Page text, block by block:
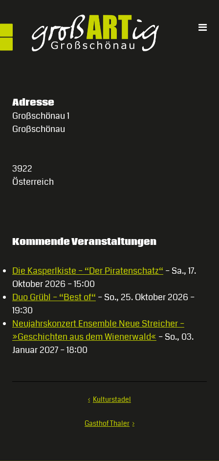
Adresse
Großschönau 1
Großschönau
3922
Österreich
Kommende Veranstaltungen
Die Kasperlkiste – “Der Piratenschatz“ – Sa., 17.
Oktober 2026 – 15:00
Duo Grübl – “Best of“ – So., 25. Oktober 2026 –
19:30
Neujahrskonzert Ensemble Neue Streicher –
»Geschichten aus dem Wienerwald« – So., 03.
Januar 2027 – 18:00
Beitragsnavigation
Kulturstadel
Gasthof Thaler